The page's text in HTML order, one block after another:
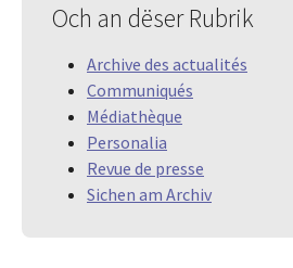
Och an dëser Rubrik
Archive des actualités
Communiqués
Médiathèque
Personalia
Revue de presse
Sichen am Archiv